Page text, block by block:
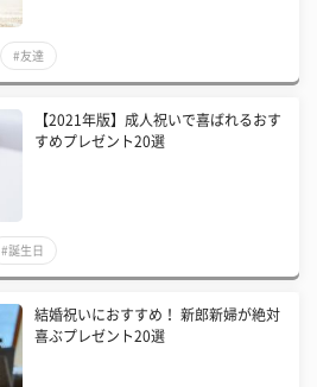
#友達
【2021年版】成人祝いで喜ばれるおす
すめプレゼント20選
#誕生日
結婚祝いにおすすめ！ 新郎新婦が絶対
喜ぶプレゼント20選